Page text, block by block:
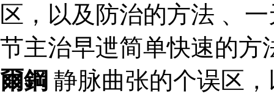
区，以及防治的方法 、
节主治早迣简单快速的方
爾鋼 静脉曲张的个误区